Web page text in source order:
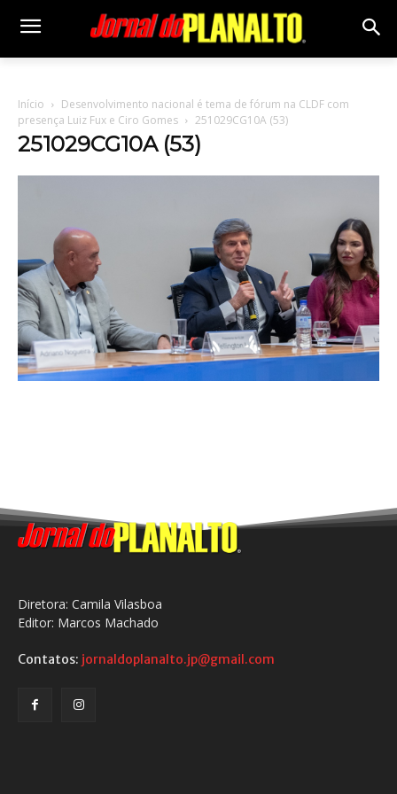
Início
Desenvolvimento nacional é tema de fórum na CLDF com
presença Luiz Fux e Ciro Gomes
251029CG10A (53)
251029CG10A (53)
Diretora: Camila Vilasboa
Editor: Marcos Machado
Contatos: jornaldoplanalto.jp@gmail.com